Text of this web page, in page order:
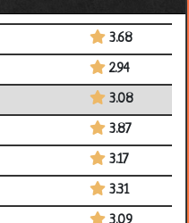
3.68
2.94
3.08
3.87
3.17
3.31